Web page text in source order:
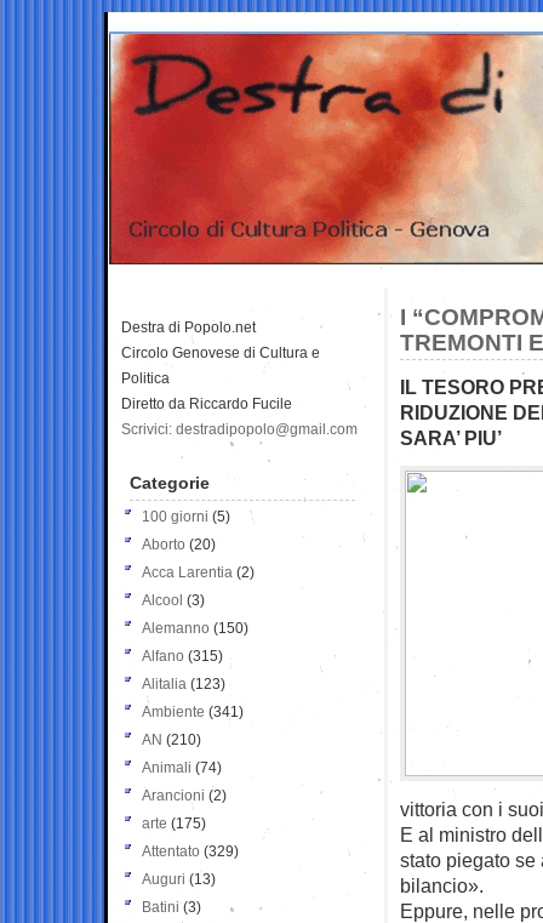
I
TREMONTI
IL TESORO
RIDUZIONE
SARA’ PIU’
vittoria con i
E al ministro
stato piegato se
bilancio».
Eppure, nelle
Destra di Popolo.net
Circolo Genovese di Cultura e
Politica
Diretto da Riccardo Fucile
Scrivici: destradipopolo@gmail.com
Categorie
100 giorni (5)
Aborto (20)
Acca Larentia (2)
Alcool (3)
Alemanno (150)
Alfano (315)
Alitalia (123)
Ambiente (341)
AN (210)
Animali (74)
Arancioni (2)
arte (175)
Attentato (329)
Auguri (13)
Batini (3)